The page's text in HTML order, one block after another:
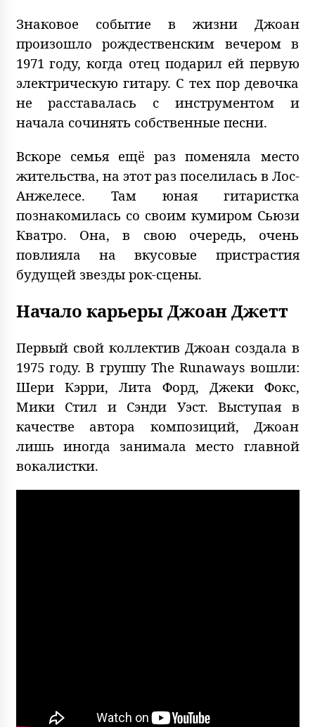
Знаковое событие в жизни Джоан
произошло рождественским вечером в
1971 году, когда отец подарил ей первую
электрическую гитару. С тех пор девочка
не расставалась с инструментом и
начала сочинять собственные песни.
Вскоре семья ещё раз поменяла место
жительства, на этот раз поселилась в Лос-
Анжелесе. Там юная гитаристка
познакомилась со своим кумиром Сьюзи
Кватро. Она, в свою очередь, очень
повлияла на вкусовые пристрастия
будущей звезды рок-сцены.
Начало карьеры Джоан Джетт
Первый свой коллектив Джоан создала в
1975 году. В группу The Runaways вошли:
Шери Кэрри, Лита Форд, Джеки Фокс,
Мики Стил и Сэнди Уэст. Выступая в
качестве автора композиций, Джоан
лишь иногда занимала место главной
вокалистки.